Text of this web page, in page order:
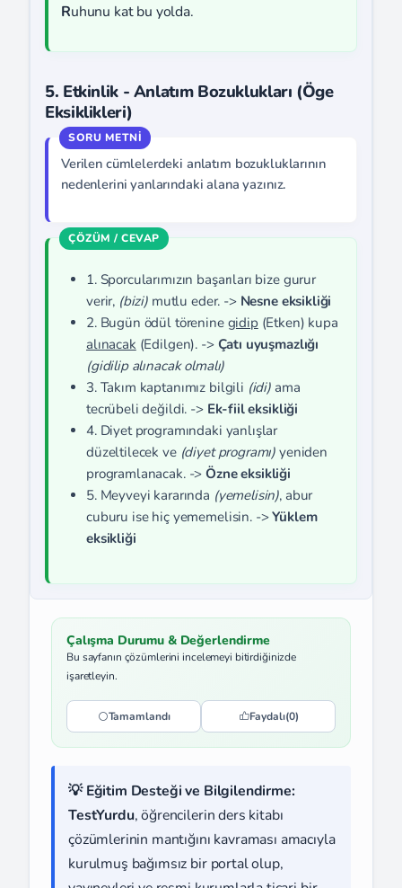
Ruhunu kat bu yolda.
5. Etkinlik - Anlatım Bozuklukları (Öge
Eksiklikleri)
Verilen cümlelerdeki anlatım bozukluklarının
nedenlerini yanlarındaki alana yazınız.
1. Sporcularımızın başarıları bize gurur
verir, (bizi) mutlu eder. -> Nesne eksikliği
2. Bugün ödül törenine gidip(Etken) kupa
alınacak (Edilgen). -> Çatı uyuşmazlığı
(gidilip alınacak olmalı)
3. Takım kaptanımız bilgili (idi) ama
tecrübeli değildi. -> Ek-fiil eksikliği
4. Diyet programındaki yanlışlar
düzeltilecek ve (diyet programı) yeniden
programlanacak. ->Özne eksikliği
5. Meyveyi kararında (yemelisin), abur
cuburu ise hiç yememelisin. ->Yüklem
eksikliği
Çalışma Durumu & Değerlendirme
Bu sayfanın çözümlerini incelemeyi bitirdiğinizde
işaretleyin.
Tamamlandı Faydalı(0)
💡 Eğitim Desteği ve Bilgilendirme:
TestYurdu, öğrencilerin ders kitabı
çözümlerinin mantığını kavraması amacıyla
kurulmuş bağımsız bir portal olup,